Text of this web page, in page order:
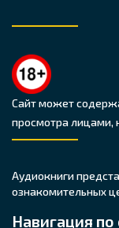
Сайт может
просмотра лицами,
Аудиокниги
ознакомительных
Навигация по